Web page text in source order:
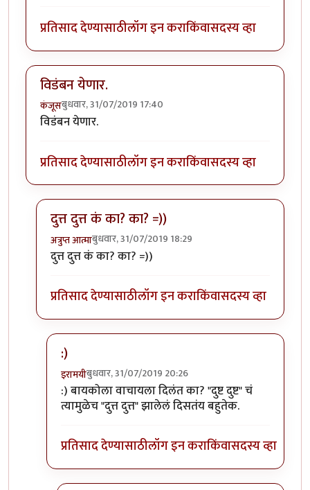
प्रतिसाद देण्यासाठीलॉग इन कराकिंवासदस्य व्हा
विडंबन येणार.
कंजूसबुधवार, 31/07/2019 17:40
विडंबन येणार.
प्रतिसाद देण्यासाठीलॉग इन कराकिंवासदस्य व्हा
दुत्त दुत्त कं का? का? =))
अत्रुप्त आत्माबुधवार, 31/07/2019 18:29
In reply toविडंबन येणार.
दुत्त दुत्त कं का? का? =))
प्रतिसाद देण्यासाठीलॉग इन कराकिंवासदस्य व्हा
:)
इरामयीबुधवार, 31/07/2019 20:26
In reply toदुत्त दुत्त कं का? का? =))byअत्रुप्त आत्मा
:) बायकोला वाचायला दिलंत का? "दुष्ट दुष्ट" चं
त्यामुळेच "दुत्त दुत्त" झालेलं दिसतंय बहुतेक.
प्रतिसाद देण्यासाठीलॉग इन कराकिंवासदस्य व्हा